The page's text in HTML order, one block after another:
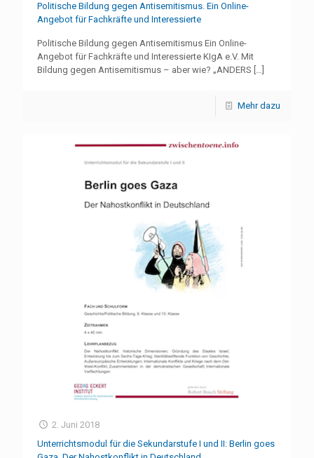
Politische Bildung gegen Antisemitismus. Ein Online-
Angebot für Fachkräfte und Interessierte
Politische Bildung gegen Antisemitismus Ein Online-
Angebot für Fachkräfte und Interessierte KIgA e.V. Mit
Bildung gegen Antisemitismus – aber wie? „ANDERS […]
Mehr dazu
2. Juni 2018
Unterrichtsmodul für die Sekundarstufe I und II: Berlin goes